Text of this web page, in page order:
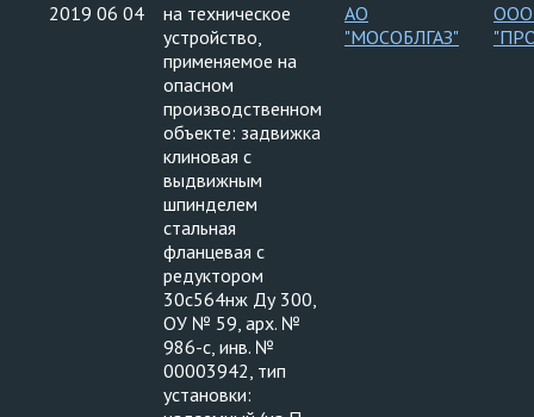
2019 06 04
на техническое
устройство,
применяемое на
опасном
производственном
объекте: задвижка
клиновая с
выдвижным
шпинделем
стальная
фланцевая с
редуктором
30с564нж Ду 300,
ОУ № 59, арх. №
986-с, инв. №
00003942, тип
установки:
АО
"МОСОБЛГАЗ"